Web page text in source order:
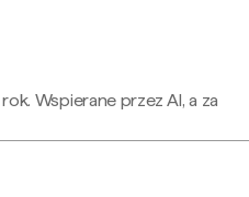
Wspierane przez AI, a za